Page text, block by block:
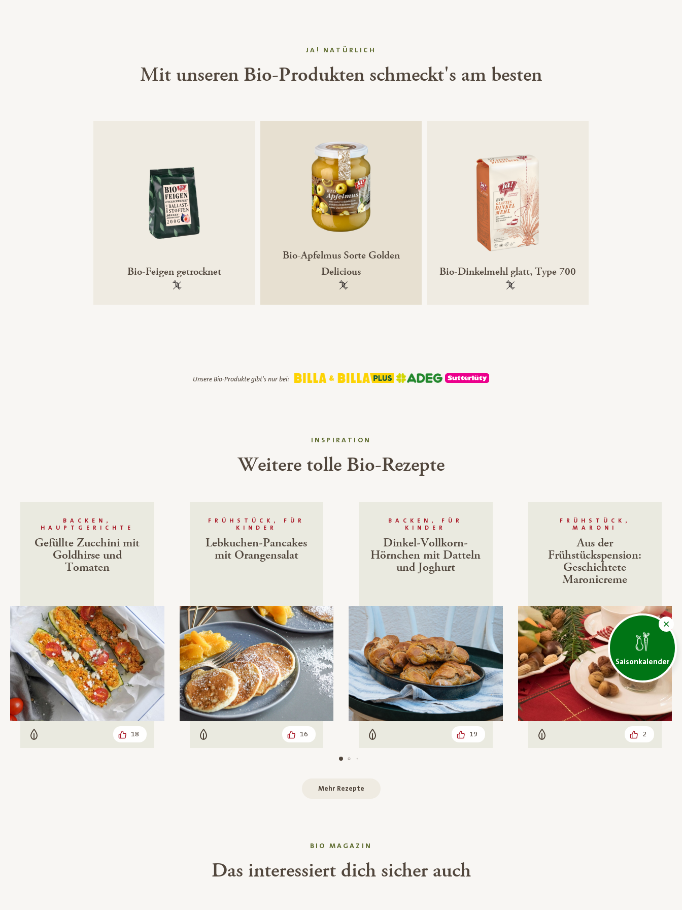
Saisonkalender
JA! NATÜRLICH
Mit unseren Bio-Produkten schmeckt's am besten
Bio-Feigen getrocknet
100 % gentechnikfrei
Bio-Apfelmus Sorte Golden
Delicious
100 % gentechnikfrei
Bio-Dinkelmehl glatt, Type 700
100 % gentechnikfrei
Unsere Bio-Produkte gibt's nur bei:
INSPIRATION
Weitere tolle Bio-Rezepte
BACKEN,
HAUPTGERICHTE
Gefüllte Zucchini mit
Goldhirse und
Tomaten
Vegetarisch 18
FRÜHSTÜCK, FÜR
KINDER
Lebkuchen-Pancakes
mit Orangensalat
Vegetarisch 16
BACKEN, FÜR
KINDER
Dinkel-Vollkorn-
Hörnchen mit Datteln
und Joghurt
Vegetarisch 19
FRÜHSTÜCK,
MARONI
Aus der
Frühstückspension:
Geschichtete
Maronicreme
Vegetarisch 2
Mehr Rezepte
BIO MAGAZIN
Das interessiert dich sicher auch